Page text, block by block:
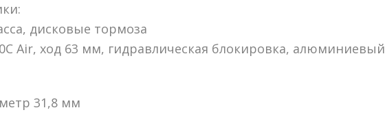
дисковые тормоза
Air, ход 63 мм, гидравлическая блокировка, алюминиевый
31,8 мм